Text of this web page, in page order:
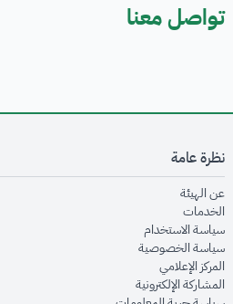
تواصل معنا
نظرة عامة
عن الهيئةopens in new window
الخدماتopens in new window
سياسة الاستخدام
سياسة الخصوصيةopens in new window
المركز الإعلاميopens in new window
المشاركة الإلكترونيةopens in new window